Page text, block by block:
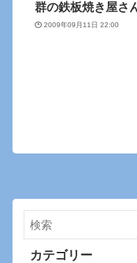
群の鉄板焼き屋
2009年09月11日 22:00
カテゴリー